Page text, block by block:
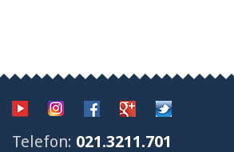
Telefon: 021.3211.701